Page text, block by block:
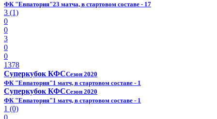
ФК "Евпатория"23 матча, в стартовом составе - 17
3 (1)
0
0
3
0
0
1378
Суперкубок КФССезон 2020
ФК "Евпатория"1 матч, в стартовом составе - 1
Суперкубок КФССезон 2020
ФК "Евпатория"1 матч, в стартовом составе - 1
1 (0)